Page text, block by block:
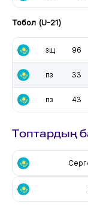
Тобол (U-21)
зщ 96
пз 33
пз 43
Топтардың